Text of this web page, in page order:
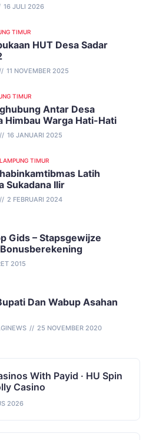
16 JULI 2026
TIMUR
HUT Desa Sadar
11 NOVEMBER 2025
TIMUR
Antar Desa
Himbau Warga Hati-Hati
16 JANUARI 2025
LAMPUNG TIMUR
Latih
Sukadana Ilir
2 FEBRUARI 2024
Gids – Stapsgewijze
2015
Dan Wabup Asahan
25 NOVEMBER 2020
With Payid · HU Spin
Casino
2026